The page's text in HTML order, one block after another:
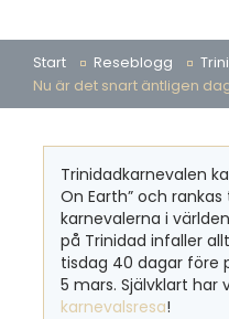
Start Reseblogg
Nu är det snart äntligen
Trinidadkarnevalen
On Earth” och
karnevalerna i
på Trinidad infaller
tisdag 40 dagar före
5 mars. Självklart har
karnevalsresa!